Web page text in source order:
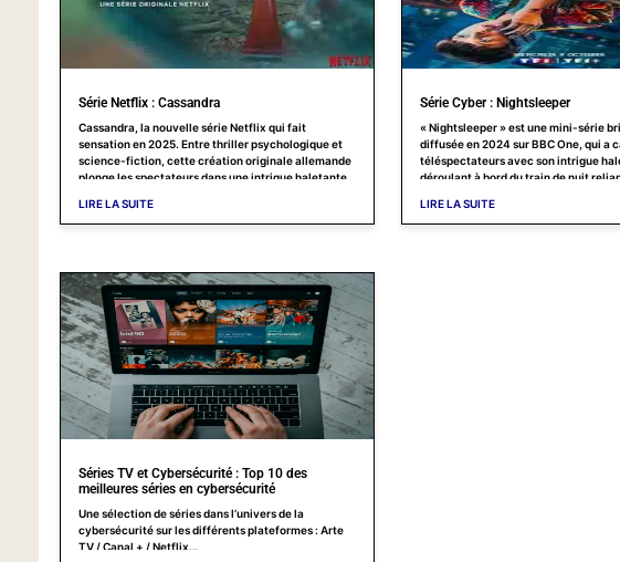
Série Netflix : Cassandra
Cassandra, la nouvelle série Netflix qui fait
sensation en 2025. Entre thriller psychologique et
science-fiction, cette création originale allemande
plonge les spectateurs dans une intrigue haletante.
LIRE LA SUITE
Série Cyber : Nightsleeper
« Nightsleeper » est une mini-série
diffusée en 2024 sur BBC One, qui a
téléspectateurs avec son intrigue
déroulant à bord du train de nuit
épisodes plonge les spectateurs au
thriller cybernétique où chaque
LIRE LA SUITE
Séries TV et Cybersécurité : Top 10 des
meilleures séries en cybersécurité
Une sélection de séries dans l’univers de la
cybersécurité sur les différents plateformes : Arte
TV / Canal + / Netflix…